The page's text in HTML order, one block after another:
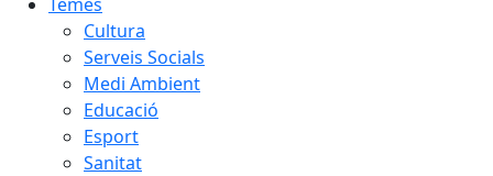
Cultura
Serveis Socials
Medi Ambient
Educació
Esport
Sanitat